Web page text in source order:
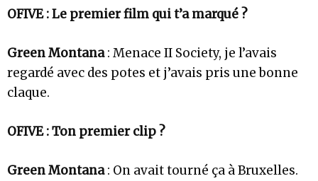
OFIVE : Le premier film qui t’a marqué ?
Green Montana: Menace II Society, je l’avais
regardé avec des potes et j’avais pris une bonne
claque.
OFIVE : Ton premier clip ?
Green Montana: On avait tourné ça à Bruxelles.